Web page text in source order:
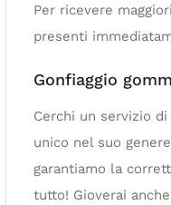
Per ricevere
presenti
Gonfiaggio
Cerchi un servizio di
unico nel suo
garantiamo la
tutto! Gioverai